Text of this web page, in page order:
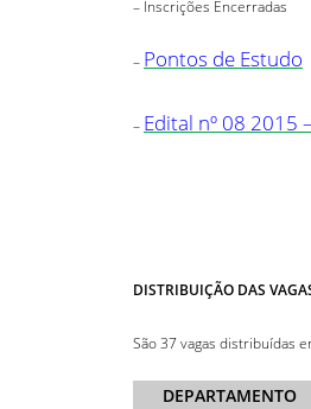
– Inscrições Encerradas
– Pontos de Estudo
– Edital nº 08 2015
DISTRIBUIÇÃO DAS
São 37 vagas distribuídas
DEPARTAMENTO